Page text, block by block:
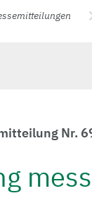
Nr.